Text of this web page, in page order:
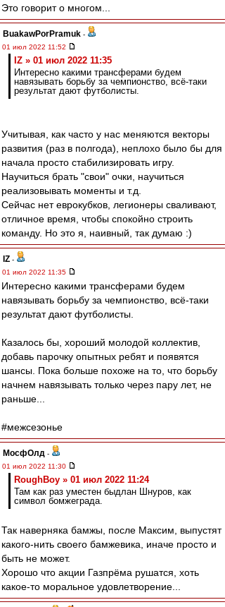
Это говорит о многом...
BuakawPorPramuk -
01 июл 2022 11:52
IZ » 01 июл 2022 11:35
Интересно какими трансферами будем
навязывать борьбу за чемпионство, всё-таки
результат дают футболисты.
Учитывая, как часто у нас меняются векторы
развития (раз в полгода), неплохо было бы для
начала просто стабилизировать игру.
Научиться брать "свои" очки, научиться
реализовывать моменты и т.д.
Сейчас нет еврокубков, легионеры сваливают,
отличное время, чтобы спокойно строить
команду. Но это я, наивный, так думаю :)
IZ -
01 июл 2022 11:35
Интересно какими трансферами будем
навязывать борьбу за чемпионство, всё-таки
результат дают футболисты.
Казалось бы, хороший молодой коллектив,
добавь парочку опытных ребят и появятся
шансы. Пока больше похоже на то, что борьбу
начнем навязывать только через пару лет, не
раньше...
#межсезонье
МосфОлд -
01 июл 2022 11:30
RoughBoy » 01 июл 2022 11:24
Там как раз уместен быдлан Шнуров, как
символ бомжеграда.
Так наверняка бамжы, после Максим, выпустят
какого-нить своего бамжевика, иначе просто и
быть не может.
Хорошо что акции Газпрёма рушатся, хоть
какое-то моральное удовлетворение...